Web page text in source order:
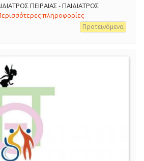
ΠΕΙΡΑΙΑΣ - ΠΑΙΔΙΑΤΡΟΣ
πληροφορίες
Προτεινόμενα